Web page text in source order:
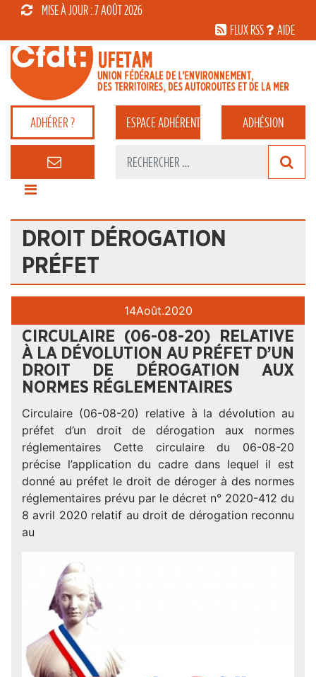
MISE À JOUR : 7 AOÛT 2026
FLUX RSS
AIDE
ADHÉRER ? ESPACEADHÉRENT ADHÉSION
DROIT DÉROGATION
PRÉFET
14Août.2020
CIRCULAIRE (06-08-20) RELATIVE
À LA DÉVOLUTION AU PRÉFET D’UN
DROIT DE DÉROGATION AUX
NORMES RÉGLEMENTAIRES
Circulaire (06-08-20) relative à la dévolution au
préfet d’un droit de dérogation aux normes
réglementaires Cette circulaire du 06-08-20
précise l’application du cadre dans lequel il est
donné au préfet le droit de déroger à des normes
réglementaires prévu par le décret n° 2020-412 du
8 avril 2020 relatif au droit de dérogation reconnu
au